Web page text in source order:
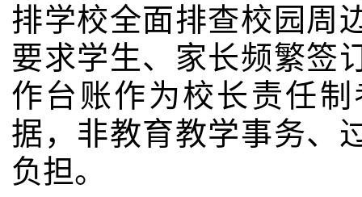
排学校全面排查校园周
要求学生、家长频繁签
作台账作为校长责任
据，非教育教学事务、
负担。